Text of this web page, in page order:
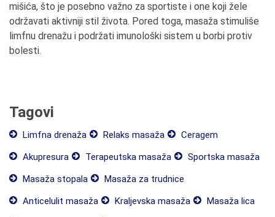
mišića, što je posebno važno za sportiste i one koji žele
održavati aktivniji stil života. Pored toga, masaža stimuliše
limfnu drenažu i podržati imunološki sistem u borbi protiv
bolesti.
Tagovi
Limfna drenaža Relaks masaža
Ceragem
Akupresura
Terapeutska masaža
Sportska masaža
Masaža stopala
Masaža za trudnice
Anticelulit masaža
Kraljevska masaža
Masaža lica